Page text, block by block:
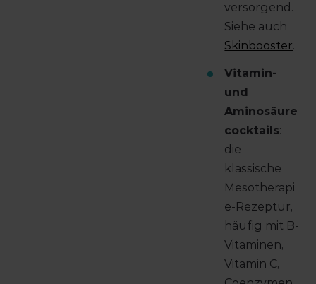
versorgend.
Siehe auch
Skinbooster.
Vitamin-
und
Aminosäure
cocktails:
die
klassische
Mesotherapi
e-Rezeptur,
häufig mit B-
Vitaminen,
Vitamin C,